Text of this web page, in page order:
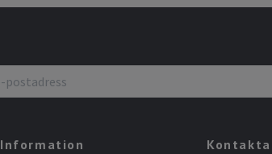
Information